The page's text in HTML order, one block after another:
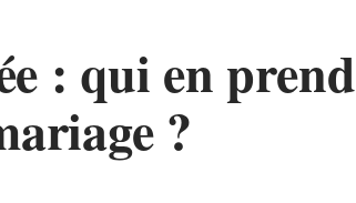
: qui en prend
?